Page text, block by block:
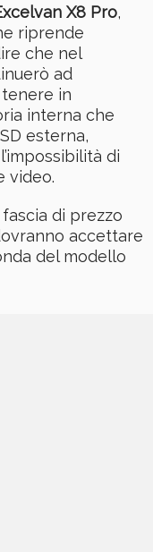
X8 Pro,
riprende
che nel
ad
in
interna che
esterna,
di
video.
di prezzo
accettare
del modello